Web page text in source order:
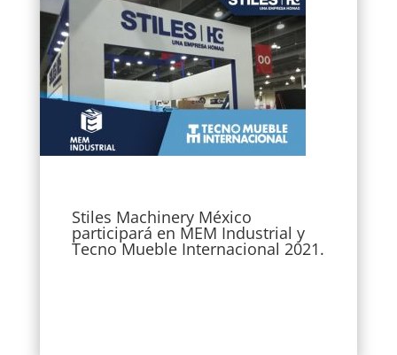
Stiles Machinery México
participará en MEM Industrial y
Tecno Mueble Internacional 2021.